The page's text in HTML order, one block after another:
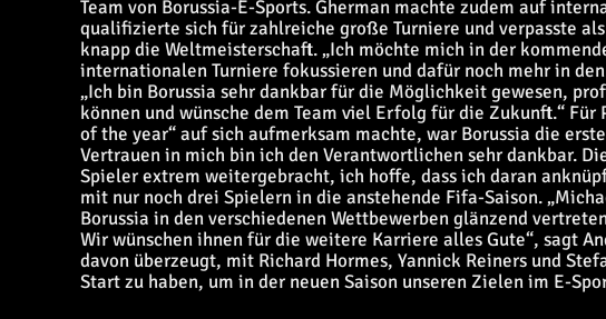
Team von Borussia-E-Sports. Gherman machte zudem auf
qualifizierte sich für zahlreiche große Turniere und verpasste
knapp die Weltmeisterschaft. „Ich möchte mich in der
internationalen Turniere fokussieren und dafür noch mehr in
„Ich bin Borussia sehr dankbar für die Möglichkeit gewesen,
können und wünsche dem Team viel Erfolg für die Zukunft.“
of the year“ auf sich aufmerksam machte, war Borussia die
Vertrauen in mich bin ich den Verantwortlichen sehr dankbar.
Spieler extrem weitergebracht, ich hoffe, dass ich daran
mit nur noch drei Spielern in die anstehende Fifa-Saison.
Borussia in den verschiedenen Wettbewerben glänzend
Wir wünschen ihnen für die weitere Karriere alles Gute“, sagt
davon überzeugt, mit Richard Hormes, Yannick Reiners und
Start zu haben, um in der neuen Saison unseren Zielen im E-